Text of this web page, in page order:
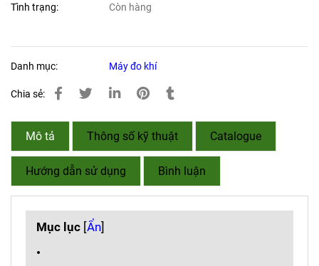
Tình trạng: Còn hàng
Danh mục: Máy đo khí
Chia sẻ:
Mô tả Thông số kỹ thuật Catalogue
Hướng dẫn sử dụng Bình luận
Mục lục [Ẩn]